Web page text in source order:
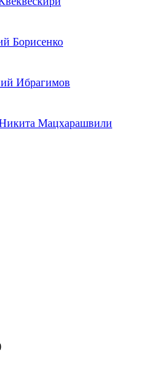
Борисенко
Ибрагимов
Мацхарашвили